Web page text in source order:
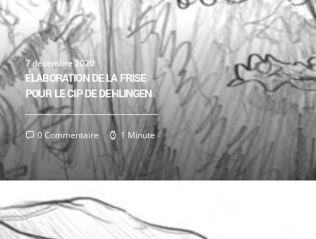
7 décembre 2020
ÉLABORATION DE LA FRISE
POUR LE CIP DE DEHLINGEN
0 Commentaire 1 Minute